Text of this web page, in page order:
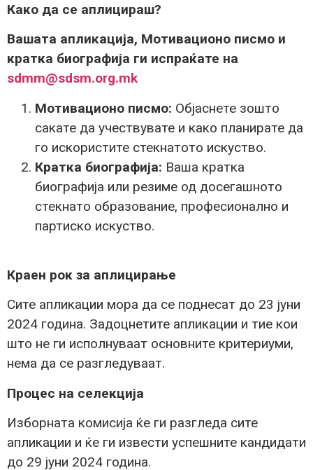
Како да се аплицираш?
Вашата апликација, Мотивационо писмо и
кратка биографија ги испраќате на
sdmm@sdsm.org.mk
Мотивационо писмо: Објаснете зошто
сакате да учествувате и како планирате да
го искористите стекнатото искуство.
Кратка биографија: Ваша кратка
биографија или резиме од досегашното
стекнато образование, професионално и
партиско искуство.
Краен рок за аплицирање
Сите апликации мора да се поднесат до 23 јуни
2024 година. Задоцнетите апликации и тие кои
што не ги исполнуваат основните критериуми,
нема да се разгледуваат.
Процес на селекција
Изборната комисија ќе ги разгледа сите
апликации и ќе ги извести успешните кандидати
до 29 јуни 2024 година.